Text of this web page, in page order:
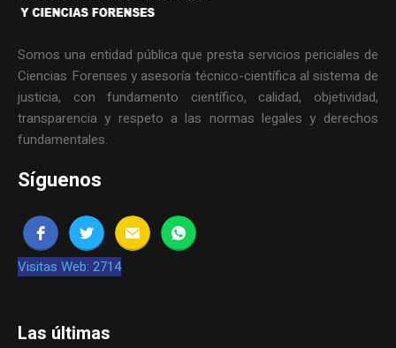
Somos una entidad pública que presta servicios periciales de
Ciencias Forenses y asesoría técnico-científica al sistema de
justicia, con fundamento científico, calidad, objetividad,
transparencia y respeto a las normas legales y derechos
fundamentales.
Síguenos
Visitas Web: 2714
Las últimas